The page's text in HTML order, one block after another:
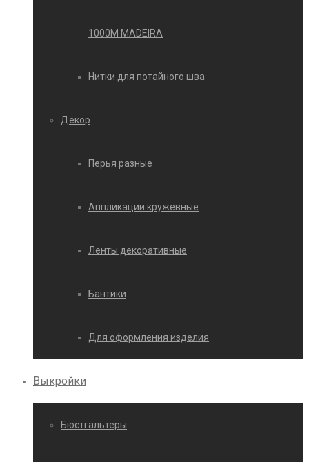
1000М MADEIRA
Нитки для потайного шва
Декор
Перья разные
Аппликации кружевные
Ленты декоративные
Бантики
Для оформления изделия
Выкройки
Бюстгальтеры